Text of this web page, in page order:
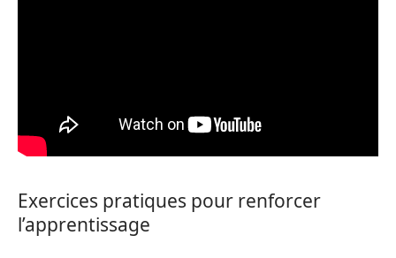
Exercices pratiques pour renforcer
l’apprentissage